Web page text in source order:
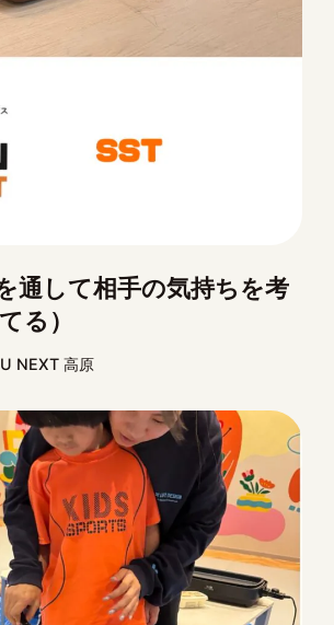
通して相手の気持ちを考
る）
NEXT 高原